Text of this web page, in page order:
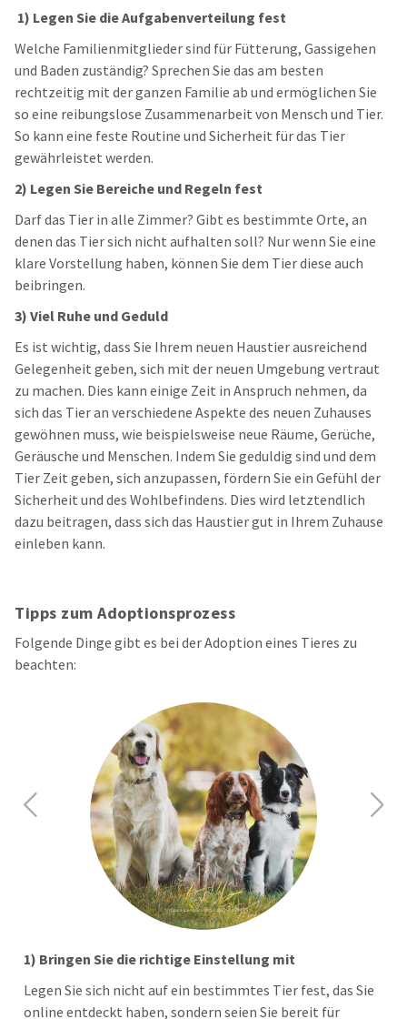
1) Legen Sie die Aufgabenverteilung fest
Welche Familienmitglieder sind für Fütterung, Gassigehen
und Baden zuständig? Sprechen Sie das am besten
rechtzeitig mit der ganzen Familie ab und ermöglichen Sie
so eine reibungslose Zusammenarbeit von Mensch und Tier.
So kann eine feste Routine und Sicherheit für das Tier
gewährleistet werden.
2) Legen Sie Bereiche und Regeln fest
Darf das Tier in alle Zimmer? Gibt es bestimmte Orte, an
denen das Tier sich nicht aufhalten soll? Nur wenn Sie eine
klare Vorstellung haben, können Sie dem Tier diese auch
beibringen.
3) Viel Ruhe und Geduld
Es ist wichtig, dass Sie Ihrem neuen Haustier ausreichend
Gelegenheit geben, sich mit der neuen Umgebung vertraut
zu machen. Dies kann einige Zeit in Anspruch nehmen, da
sich das Tier an verschiedene Aspekte des neuen Zuhauses
gewöhnen muss, wie beispielsweise neue Räume, Gerüche,
Geräusche und Menschen. Indem Sie geduldig sind und dem
Tier Zeit geben, sich anzupassen, fördern Sie ein Gefühl der
Sicherheit und des Wohlbefindens. Dies wird letztendlich
dazu beitragen, dass sich das Haustier gut in Ihrem Zuhause
einleben kann.
Tipps zum Adoptionsprozess
Folgende Dinge gibt es bei der Adoption eines Tieres zu
beachten:
1) Bringen Sie die richtige Einstellung mit
Legen Sie sich nicht auf ein bestimmtes Tier fest, das Sie
online entdeckt haben, sondern seien Sie bereit für
Previous Next